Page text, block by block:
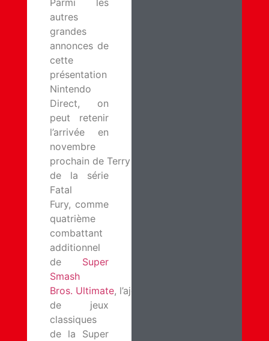
Parmi les
autres
grandes
annonces de
cette
présentation
Nintendo
Direct, on
peut retenir
l’arrivée en
novembre
prochain de Terry Bogard,
de la série
Fatal
Fury, comme
quatrième
combattant
additionnel
de Super
Smash
Bros. Ultimate, l’ajout
de jeux
classiques
de la Super